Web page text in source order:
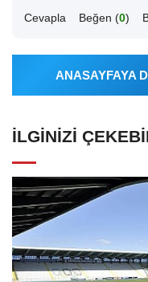
Cevapla Beğen (0)
ANASAYFAYA
İLGINIZI